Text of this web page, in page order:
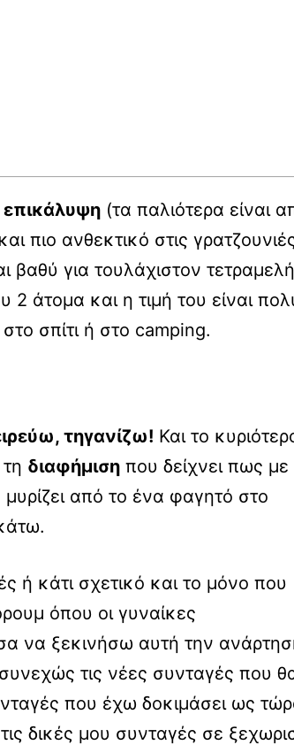
επικάλυψη (τα παλιότερα είναι
πιο ανθεκτικό στις
βαθύ για τουλάχιστον τετραμελή
2 άτομα και η τιμή του είναι
σπίτι ή στο camping.
τηγανίζω! Και το
διαφήμιση που δείχνει πως με
από το ένα φαγητό στο
ή κάτι σχετικό και το μόνο που
όπου οι γυναίκες
να ξεκινήσω αυτή την
τις νέες συνταγές που
που έχω δοκιμάσει ως
δικές μου συνταγές σε